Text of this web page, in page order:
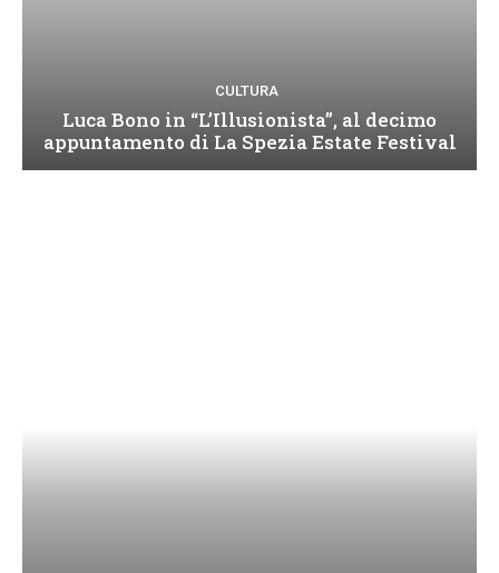
CULTURA
Luca Bono in “L’Illusionista”, al decimo
appuntamento di La Spezia Estate Festival